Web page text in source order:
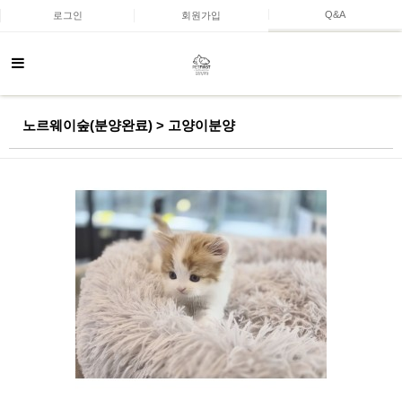
로그인 회원가입 Q&A
노르웨이숲(분양완료) > 고양이분양